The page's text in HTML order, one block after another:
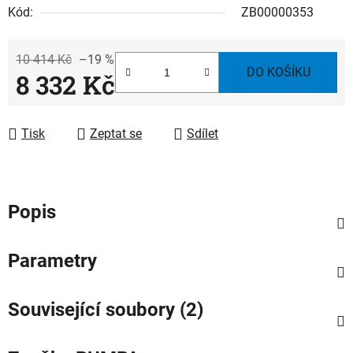
Kód:
ZB00000353
10 414 Kč –19 %
8 332 Kč DO KOŠÍKU
Tisk Zeptat se Sdílet
Popis
Parametry
Související soubory (2)